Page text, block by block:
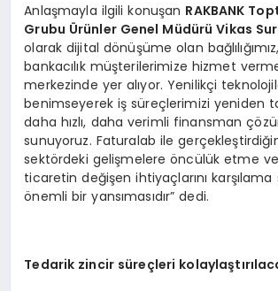
Anlaşmayla ilgili konuşan RAKBANK
Grubu Ürünler Genel Müdürü Vikas
olarak dijital dönüşüme olan
bankacılık müşterilerimize hizmet
merkezinde yer alıyor. Yenilikçi
benimseyerek iş süreçlerimizi yeniden
daha hızlı, daha verimli finansman
sunuyoruz. Faturalab ile
sektördeki gelişmelere öncülük etme
ticaretin değişen ihtiyaçlarını
önemli bir yansımasıdır” dedi.
Tedarik zincir süreçleri